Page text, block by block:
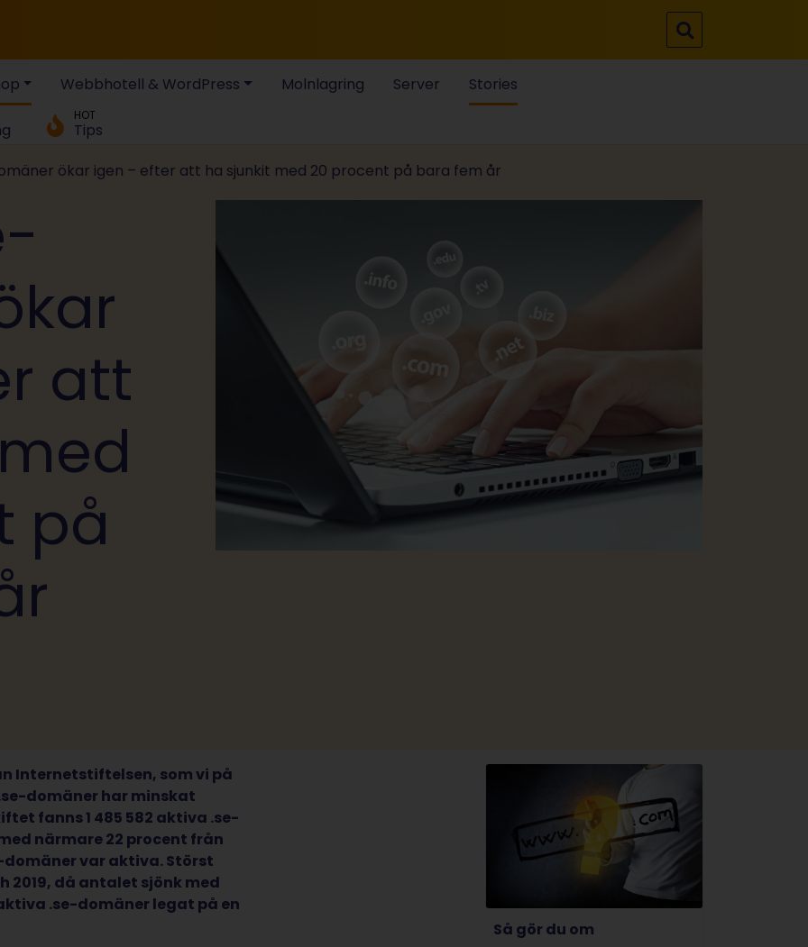
Webbhotell & WordPress Molnlagring Server Stories
HOT
Tips
ökar igen – efter att ha sjunkit med 20 procent på bara fem år
att
på
Internetstiftelsen, som vi på
domäner har minskat
fanns 1 485 582 aktiva .se-
närmare 22 procent från
domäner var aktiva. Störst
2019, då antalet sjönk med
.se-domäner legat på en
Så gör du om